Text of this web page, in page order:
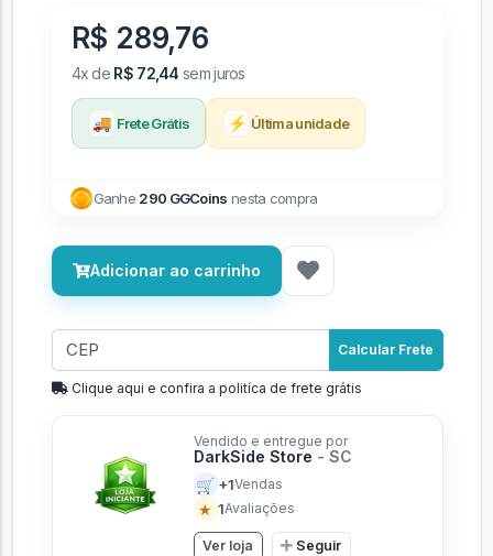
R$ 289,76
4x de R$ 72,44 sem juros
🚚 Frete Grátis ⚡ Última unidade
Ganhe 290 GGCoins nesta compra
Adicionar ao carrinho
Calcular Frete
Clique aqui e confira a politíca de frete grátis
Vendido e entregue por
DarkSide Store - SC
🛒 +1Vendas
★ 1Avaliações
Ver loja Seguir